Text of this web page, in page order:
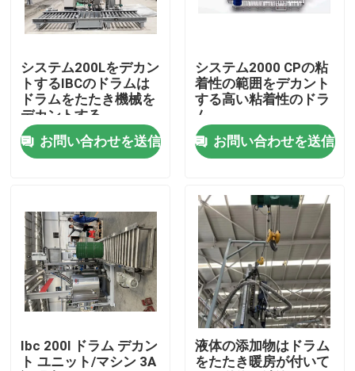
ビデオ
私達について
工場旅行
品質管理
私達に連絡しなさい
ニュース
場合
引用を要求しなさい
システム200Lをデカン
トするIBCのドラムは
ドラムをたたき機械を
デカントする
お問い合わせを送信
システム2000 CPの粘
着性の範囲をデカント
する高い粘着性のドラ
ム
お問い合わせを送信
Ibc 200l ドラム デカン
ト ユニット/マシン 3A
液体の添加物はドラム
をたたき暖房が付いて